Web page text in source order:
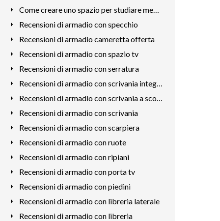
Come creare uno spazio per studiare meglio in casa
Recensioni di armadio con specchio
Recensioni di armadio cameretta offerta
Recensioni di armadio con spazio tv
Recensioni di armadio con serratura
Recensioni di armadio con scrivania integrata
Recensioni di armadio con scrivania a scomparsa
Recensioni di armadio con scrivania
Recensioni di armadio con scarpiera
Recensioni di armadio con ruote
Recensioni di armadio con ripiani
Recensioni di armadio con porta tv
Recensioni di armadio con piedini
Recensioni di armadio con libreria laterale
Recensioni di armadio con libreria